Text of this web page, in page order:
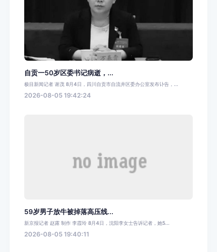
自贡一50岁区委书记病逝，...
极目新闻记者 谢茂 8月4日，四川自贡市自流井区委办公室发布讣告，...
2026-08-05 19:42:24
59岁男子放牛被掉落高压线...
新京报记者 赵露 制作 李霞玲 8月4日，沈阳李女士告诉记者，她5...
2026-08-05 19:40:11